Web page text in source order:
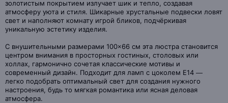
золотистым покрытием излучает шик и тепло, создавая
атмосферу уюта и стиля. Шикарные хрустальные подвески ловят
свет и наполняют комнату игрой бликов, подчёркивая
уникальную эстетику изделия.
С внушительными размерами 100×66 см эта люстра становится
центром внимания в просторных гостиных, столовых или
холлах, гармонично сочетая классические мотивы и
современный дизайн. Подходит для ламп с цоколем E14 —
легко подобрать оптимальный свет для создания нужного
настроения, будь то мягкая романтика или ясная деловая
атмосфера.